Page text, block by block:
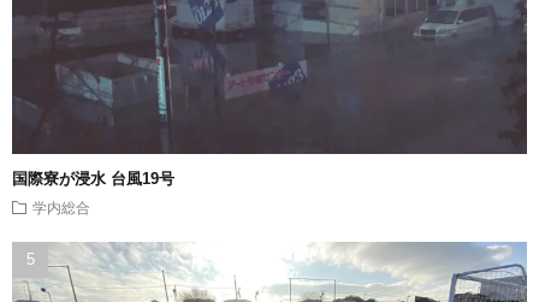
国際寮が浸水 台風19号
学内総合